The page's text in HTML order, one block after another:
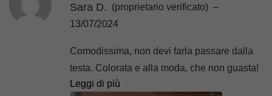
Sara D. (proprietario verificato) –
13/07/2024
Comodissima, non devi farla passare dalla
testa. Colorata e alla moda, che non guasta!
Siamo clienti da 4 anni ormai, e adoriamo la
Leggi di più